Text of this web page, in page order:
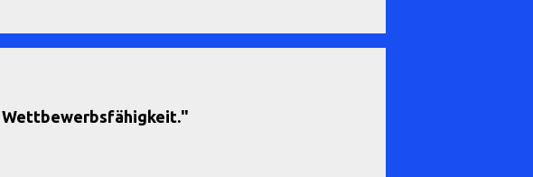
Wettbewerbsfähigkeit."